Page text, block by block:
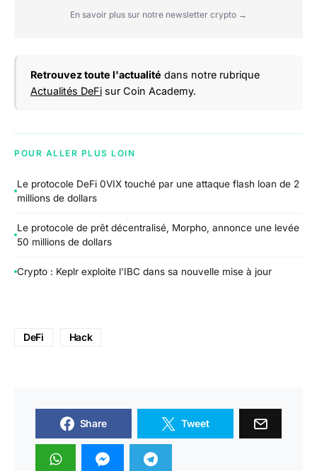
En savoir plus sur notre newsletter crypto →
Retrouvez toute l'actualité dans notre rubrique
Actualités DeFi sur Coin Academy.
POUR ALLER PLUS LOIN
Le protocole DeFi 0VIX touché par une attaque flash loan de 2
millions de dollars
Le protocole de prêt décentralisé, Morpho, annonce une levée
50 millions de dollars
Crypto : Keplr exploite l’IBC dans sa nouvelle mise à jour
DeFi Hack
Share Tweet